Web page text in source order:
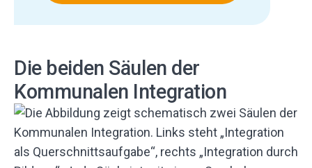
Die beiden Säulen der
Kommunalen Integration